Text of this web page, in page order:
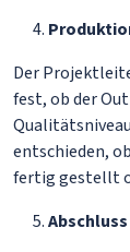
Der
fest, ob der
entschieden,
fertig gestellt